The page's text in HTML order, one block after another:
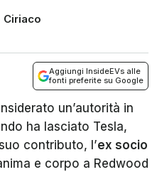
Ciriaco
Aggiungi InsideEVs alle
fonti preferite su Google
un’autorità in
ha lasciato Tesla,
contributo, l’ex socio
e corpo a Redwood